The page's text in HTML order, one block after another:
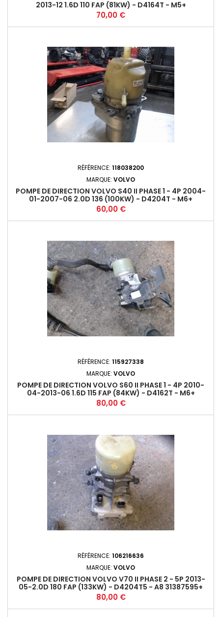
2013-12 1.6D 110 FAP (81KW) - D4164T - M5+
Prix
70,00 €
RÉFÉRENCE: 118038200
MARQUE: VOLVO
POMPE DE DIRECTION VOLVO S40 II PHASE 1 - 4P 2004-
01-2007-06 2.0D 136 (100KW) - D4204T - M6+
Prix
60,00 €
RÉFÉRENCE: 115927338
MARQUE: VOLVO
POMPE DE DIRECTION VOLVO S60 II PHASE 1 - 4P 2010-
04-2013-06 1.6D 115 FAP (84KW) - D4162T - M6+
Prix
80,00 €
RÉFÉRENCE: 106216636
MARQUE: VOLVO
POMPE DE DIRECTION VOLVO V70 II PHASE 2 - 5P 2013-
05-2.0D 180 FAP (133KW) - D4204T5 - A8 31387595+
Prix
80,00 €